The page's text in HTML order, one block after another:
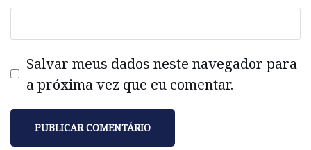
Salvar meus dados neste navegador para
a próxima vez que eu comentar.